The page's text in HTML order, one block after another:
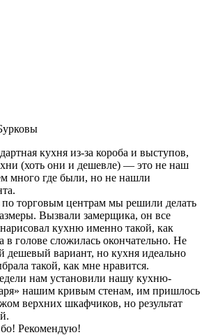
кухня из-за короба и выступов,
(хоть они и дешевле) — это не наш
много где были, но не нашли
по торговым центрам мы решили делать
Вызвали замерщика, он все
кухню именно такой, как
в голове сложилась окончательно. Не
дешевый вариант, но кухня идеально
такой, как мне нравится.
нам установили нашу кухню-
нашим кривым стенам, им пришлось
верхних шкафчиков, но результат
Рекомендую!